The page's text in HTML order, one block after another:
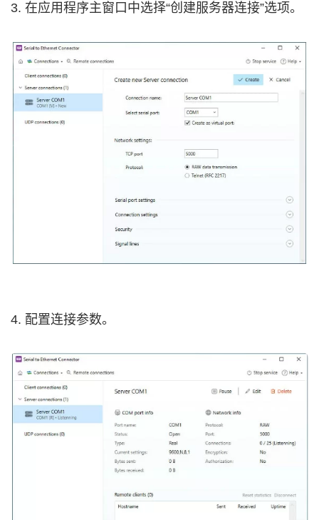
3. 在应用程序主窗口中选择“创建服务器连接”选项。
4. 配置连接参数。